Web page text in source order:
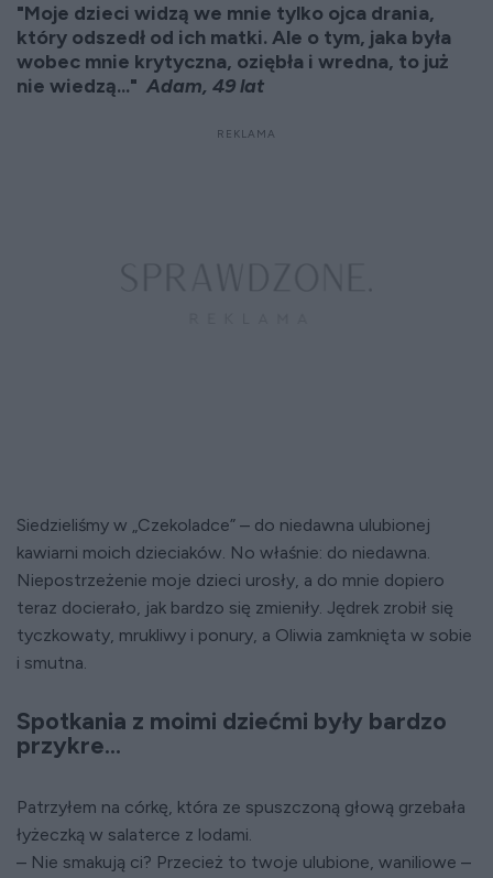
"Moje dzieci widzą we mnie tylko ojca drania,
który odszedł od ich matki. Ale o tym, jaka była
wobec mnie krytyczna, oziębła i wredna, to już
nie wiedzą..." Adam, 49 lat
Siedzieliśmy w „Czekoladce” – do niedawna ulubionej
kawiarni moich dzieciaków. No właśnie: do niedawna.
Niepostrzeżenie moje dzieci urosły, a do mnie dopiero
teraz docierało, jak bardzo się zmieniły. Jędrek zrobił się
tyczkowaty, mrukliwy i ponury, a Oliwia zamknięta w sobie
i smutna.
Spotkania z moimi dziećmi były bardzo
przykre...
Patrzyłem na córkę, która ze spuszczoną głową grzebała
łyżeczką w salaterce z lodami.
– Nie smakują ci? Przecież to twoje ulubione, waniliowe –